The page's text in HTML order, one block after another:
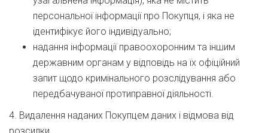
персональної інформації про Покупця, і яка не
ідентифікує його індивідуально;
надання інформації правоохоронним та іншим
державним органам у відповідь на їх офіційний
запит щодо кримінального розслідування або
передбачуваної протиправної діяльності.
4. Видалення наданих Покупцем даних і відмова від